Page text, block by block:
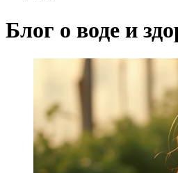
Блог о воде и